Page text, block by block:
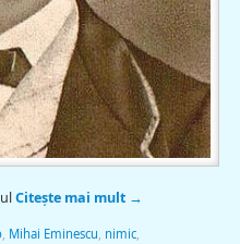
Citește mai mult →
, Mihai Eminescu nimic,